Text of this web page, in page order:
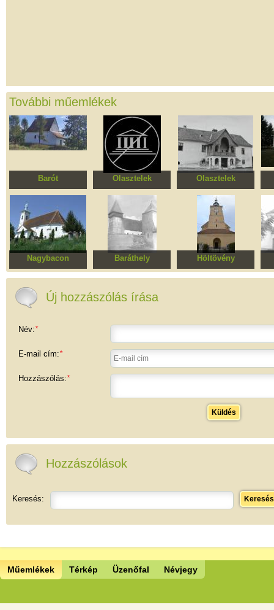
További műemlékek
Barót
Római katolikus
Olasztelek
Régi román templom
Olasztelek
Daniel kastély
Nagybacon
Református templom
Baráthely
Erődített evangélikus
Höltövény
Evangélikus templom
Új hozzászólás írása
Név:*
E-mail cím:*
Hozzászólás:*
Küldés
Hozzászólások
Keresés: Keresés
Műemlékek Térkép Üzenőfal Névjegy